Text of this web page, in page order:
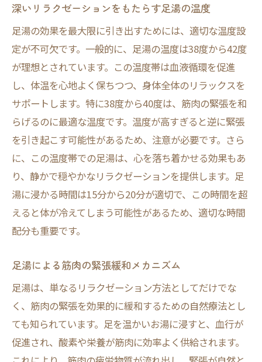
深いリラクゼーションをもたらす足湯の温度
足湯の効果を最大限に引き出すためには、適切な温度設
定が不可欠です。一般的に、足湯の温度は38度から42度
が理想とされています。この温度帯は血液循環を促進
し、体温を心地よく保ちつつ、身体全体のリラックスを
サポートします。特に38度から40度は、筋肉の緊張を和
らげるのに最適な温度です。温度が高すぎると逆に緊張
を引き起こす可能性があるため、注意が必要です。さら
に、この温度帯での足湯は、心を落ち着かせる効果もあ
り、静かで穏やかなリラクゼーションを提供します。足
湯に浸かる時間は15分から20分が適切で、この時間を超
えると体が冷えてしまう可能性があるため、適切な時間
配分も重要です。
足湯による筋肉の緊張緩和メカニズム
足湯は、単なるリラクゼーション方法としてだけでな
く、筋肉の緊張を効果的に緩和するための自然療法とし
ても知られています。足を温かいお湯に浸すと、血行が
促進され、酸素や栄養が筋肉に効率よく供給されます。